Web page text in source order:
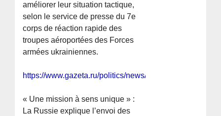
améliorer leur situation tactique,
selon le service de presse du 7e
corps de réaction rapide des
troupes aéroportées des Forces
armées ukrainiennes.
https://www.gazeta.ru/politics/news/2025/11/01/
« Une mission à sens unique » :
La Russie explique l’envoi des